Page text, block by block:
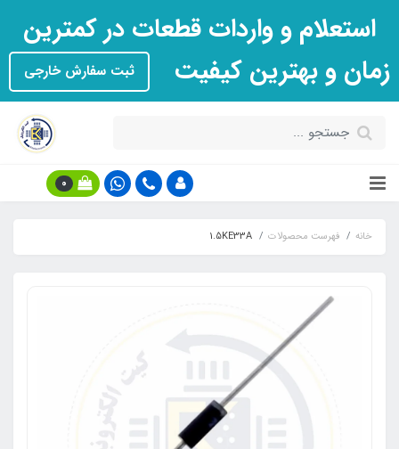
استعلام و واردات قطعات در کمترین
زمان و بهترین کیفیت
ثبت سفارش خارجی
0
خانه فهرست محصولات 1.5KE33A